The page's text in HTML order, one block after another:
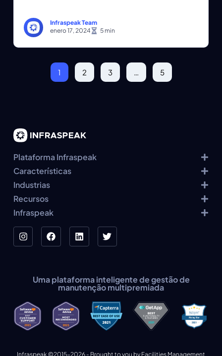
Infraspeak Team
enero 17, 2024
1 2 3 … 5
Plataforma Infraspeak
Características
Industrias
Recursos
Infraspeak
Uma plataforma inteligente de gestão de
manutenção multipremiada
Infraspeak ©2015-2026 - Brought to you by Facilities Management